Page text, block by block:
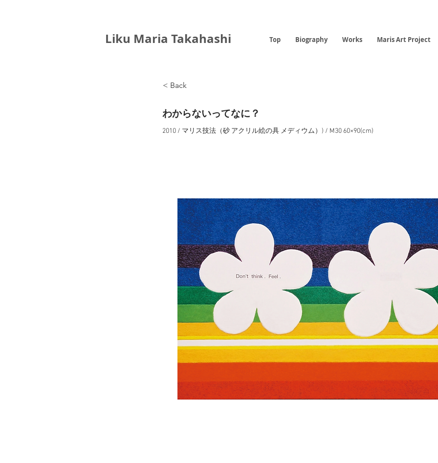
Liku Maria Takahashi Top Biography Works Maris Art Project
< Back
わからないってなに？
2010 / マリス技法（砂 アクリル絵の具 メディウム）) / M30 60×90(cm)